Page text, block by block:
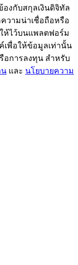
งกับสกุลเงินดิจิทัล
วามน่าเชื่อถือหรือ
ห้ไว้บนแพลตฟอร์ม
เพื่อให้ข้อมูลเท่านั้น
อการลงทุน สำหรับ
น และ นโยบายความ